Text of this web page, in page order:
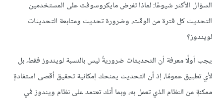
السؤال الأكثر شيوعًا: لماذا تفرض مايكروسوفت على المستخدمين
التحديث كل فترة من الوقت، وضرورة تحديث ومتابعة التحديثات
لويندوز؟
يجب أولًا معرفة أن التحديثات ضروريةٌ ليس بالنسبة لويندوز فقط، بل
لأي تطبيق عمومًا، إذ أن التحديث يمنحك إمكانية تحقيق أقصى استفادةٍ
ممكنةٍ من النظام الذي تعمل به، وبما أنك تعتمد على نظام ويندوز في